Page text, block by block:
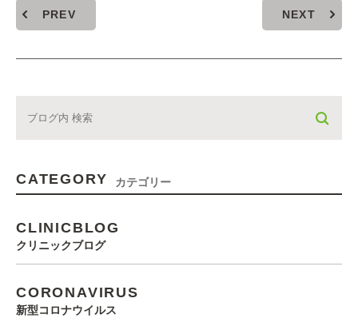
PREV NEXT
CATEGORY カテゴリー
CLINICBLOG
クリニックブログ
CORONAVIRUS
新型コロナウイルス